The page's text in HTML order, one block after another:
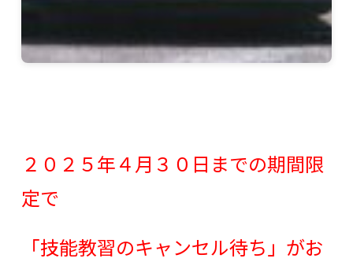
２０２５年４月３０日までの期間限
定で
「技能教習のキャンセル待ち」がお